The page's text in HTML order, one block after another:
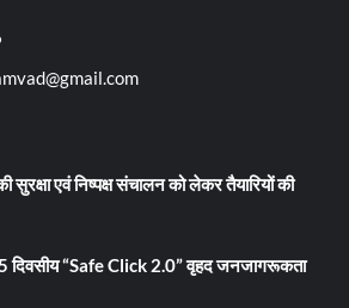
सुरक्षा एवं निष्पक्ष संचालन को लेकर तैयारियों की
दिवसीय “Safe Click 2.0” वृहद जनजागरूकता